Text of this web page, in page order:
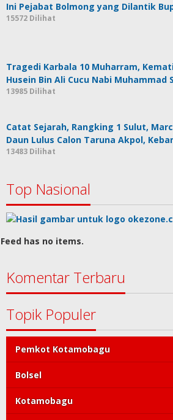
Ini Pejabat Bolmong yang Dilantik
15572 Dilihat
Tragedi Karbala 10 Muharram,
Husein Bin Ali Cucu Nabi Muhammad
13985 Dilihat
Catat Sejarah, Rangking 1 Sulut,
Daun Lulus Calon Taruna Akpol,
13483 Dilihat
Top Nasional
Feed has no items.
Komentar Terbaru
Topik Populer
Pemkot Kotamobagu
Bolsel
Kotamobagu